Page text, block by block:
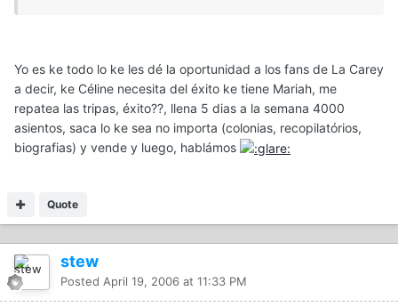
Yo es ke todo lo ke les dé la oportunidad a los fans de La Carey
a decir, ke Céline necesita del éxito ke tiene Mariah, me
repatea las tripas, éxito??, llena 5 dias a la semana 4000
asientos, saca lo ke sea no importa (colonias, recopilatórios,
biografias) y vende y luego, hablámos
Quote
stew
Posted April 19, 2006 at 11:33 PM